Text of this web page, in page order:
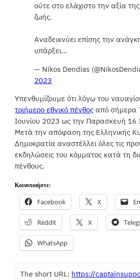
ούτε στο ελάχιστο την αξία
ζωής.
Αναδεικνύει επίσης την
υπάρξει…
— Nikos Dendias
2023
Υπενθυμίζουμε ότι λόγω του
τριήμερο εθνικό πένθος από σήμερα
Ιουνίου 2023 ως την Παρασκευή 16
Μετά την απόφαση της Ελληνικής
Δημοκρατία αναστέλλει όλες τις
εκδηλώσεις του κόμματος κατά τη
πένθους.
Κοινοποιήστε:
Facebook X
Reddit X
WhatsApp
The short URL: https://